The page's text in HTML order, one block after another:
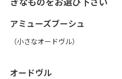
アミューズブーシュ
（小さなオードヴル）
オードヴル